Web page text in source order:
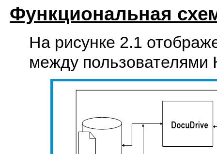
Функциональная
На рисунке 2.1
между пользователями